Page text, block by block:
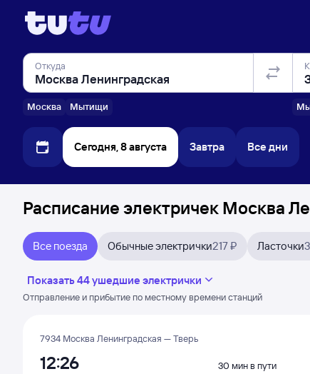
Откуда
Москва Мытищи
Сегодня, 8 августа Завтра Все дни
Расписание электричек Москва
Все поезда Обычные электрички217 ₽ Ласточки
Показать 44 ушедшие электрички
Отправление и прибытие по местному времени станций
7934 Москва Ленинградская — Тверь
12:26 30 мин в пути